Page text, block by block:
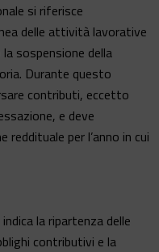
si riferisce
delle attività lavorative
sospensione della
Durante questo
contributi, eccetto
e deve
reddituale per l’anno in cui
la ripartenza delle
contributivi e la